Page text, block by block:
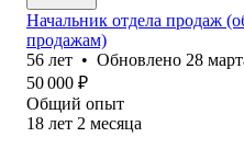
Начальник отдела продаж
продажам)
56 лет • Обновлено 28
50 000 ₽
Общий опыт
18 лет 2 месяца